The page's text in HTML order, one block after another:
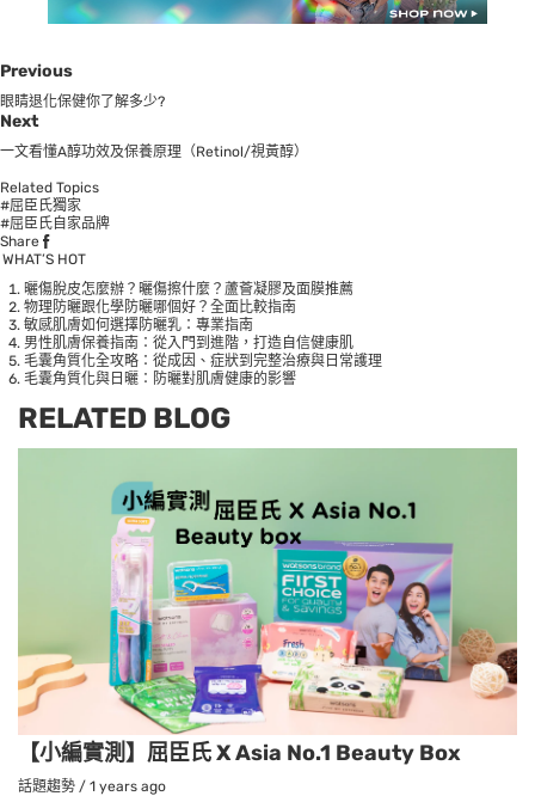
Previous
眼睛退化保健你了解多少?
Next
一文看懂A醇功效及保養原理（Retinol/視黃醇）
Related Topics
#屈臣氏獨家
#屈臣氏自家品牌
Share
WHAT’S HOT
曬傷脫皮怎麼辦？曬傷擦什麼？蘆薈凝膠及面膜推薦
物理防曬跟化學防曬哪個好？全面比較指南
敏感肌膚如何選擇防曬乳：專業指南
男性肌膚保養指南：從入門到進階，打造自信健康肌
毛囊角質化全攻略：從成因、症狀到完整治療與日常護理
毛囊角質化與日曬：防曬對肌膚健康的影響
RELATED BLOG
【小編實測】屈臣氏 X Asia No.1 Beauty Box
話題趨勢 / 1 years ago